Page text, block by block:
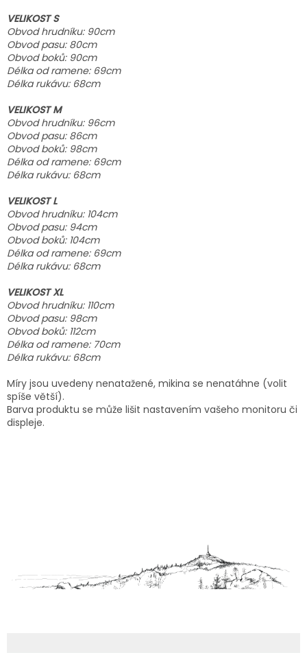
VELIKOST S
Obvod hrudníku: 90cm
Obvod pasu: 80cm
Obvod boků: 90cm
Délka od ramene: 69cm
Délka rukávu: 68cm
VELIKOST M
Obvod hrudníku: 96cm
Obvod pasu: 86cm
Obvod boků: 98cm
Délka od ramene: 69cm
Délka rukávu: 68cm
VELIKOST L
Obvod hrudníku: 104cm
Obvod pasu: 94cm
Obvod boků: 104cm
Délka od ramene: 69cm
Délka rukávu: 68cm
VELIKOST XL
Obvod hrudníku: 110cm
Obvod pasu: 98cm
Obvod boků: 112cm
Délka od ramene: 70cm
Délka rukávu: 68cm
Míry jsou uvedeny nenatažené, mikina se nenatáhne (volit
spíše větší).
Barva produktu se může lišit nastavením vašeho monitoru či
displeje.